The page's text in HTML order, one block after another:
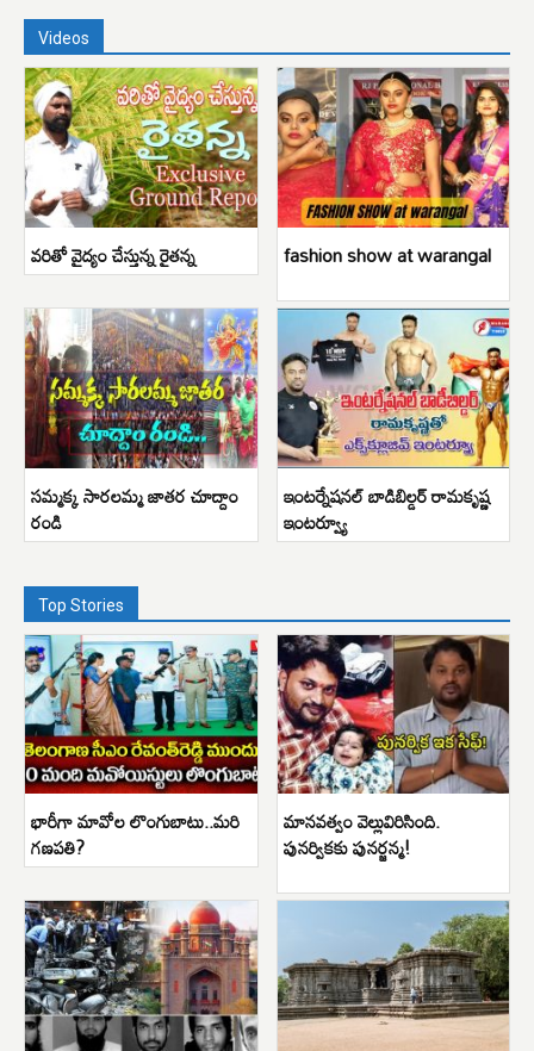
Videos
వరితో వైద్యం చేస్తున్న రైతన్న fashion show at warangal
సమ్మక్క సారలమ్మ జాతర చూద్దాం
రండి
ఇంటర్నేషనల్ బాడిబిల్డర్ రామకృష్ణ
ఇంటర్వ్యూ
Top Stories
భారీగా మావోల లొంగుబాటు..మరి
గణపతి?
మానవత్వం వెల్లువిరిసింది.
పునర్వికకు పునర్జన్మ!